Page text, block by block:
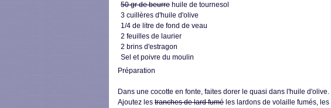
50 gr de beurre huile de tournesol
3 cuillères d'huile d'olive
1/4 de litre de fond de veau
2 feuilles de laurier
2 brins d'estragon
Sel et poivre du moulin
Préparation
Dans une cocotte en fonte, faites dorer le quasi dans l'huile d'olive.
Ajoutez les tranches de lard fumé les lardons de volaille fumés,